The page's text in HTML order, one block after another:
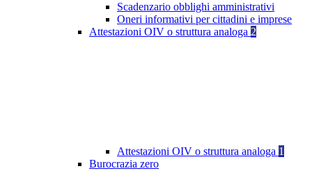
Scadenzario obblighi amministrativi
Oneri informativi per cittadini e imprese
Attestazioni OIV o struttura analoga 2
Attestazioni OIV o struttura analoga 1
Burocrazia zero